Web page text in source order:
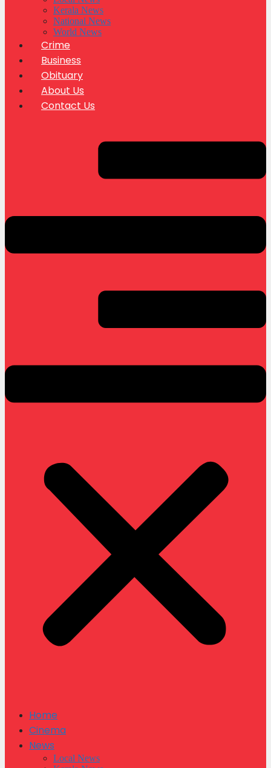
Kerala News
National News
World News
Crime
Business
Obituary
About Us
Contact Us
Home
Cinema
News
Local News